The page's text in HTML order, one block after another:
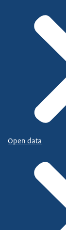
Open data